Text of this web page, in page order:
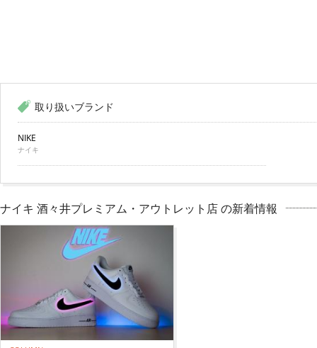
取り扱いブランド
NIKE
ナイキ
ナイキ 酒々井プレミアム・アウトレット店 の新着情報